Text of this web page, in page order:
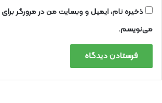
ذخیره نام، ایمیل و وبسایت من در مرورگر
می‌نویسم.